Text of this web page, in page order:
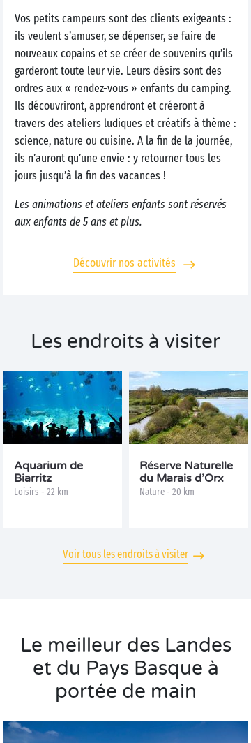
Vos petits campeurs sont des clients exigeants :
ils veulent s’amuser, se dépenser, se faire de
nouveaux copains et se créer de souvenirs qu’ils
garderont toute leur vie. Leurs désirs sont des
ordres aux « rendez-vous » enfants du camping.
Ils découvriront, apprendront et créeront à
travers des ateliers ludiques et créatifs à thème :
science, nature ou cuisine. A la fin de la journée,
ils n’auront qu’une envie : y retourner tous les
jours jusqu’à la fin des vacances !
Les animations et ateliers enfants sont réservés
aux enfants de 5 ans et plus.
Découvrir nos activités
Les endroits à visiter
Aquarium de
Biarritz
Loisirs - 22 km
Réserve Naturelle
du Marais d’Orx
Nature - 20 km
Voir tous les endroits à visiter
Le meilleur des Landes
et du Pays Basque à
portée de main